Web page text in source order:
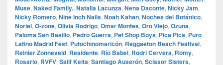
Muse, Naked Family., Natalia Lacunza, Nena Daconte, Nicky Jam,
Nicky Romero, Nine Inch Nails, Noah Kahan, Noches del Botánico,
Noriel, O‑zone, Olivia Rodrigo, Omar Montes, Oro Viejo, Ozuna,
Paloma San Basilio, Pedro Guerra, Pet Shop Boys, Pica Pica, Puro
Latino Madrid Fest, Putochinomaricón, Reggaeton Beach Festival,
Reinier Zonneveld, Residente, Río Babel, Rodri Cervera, Romy,
Rosario, RVFV, Salif Keita, Santiago Auserón, Scissor Sisters,